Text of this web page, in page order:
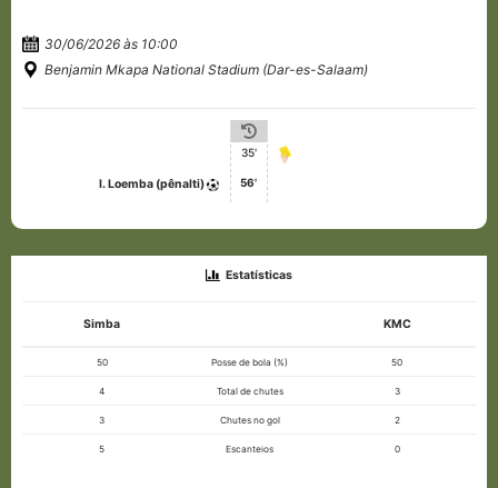
30/06/2026 às 10:00
Benjamin Mkapa National Stadium (Dar-es-Salaam)
35'
I. Loemba (pênalti) 56'
Estatísticas
Simba KMC
50 Posse de bola (%) 50
4 Total de chutes 3
3 Chutes no gol 2
5 Escanteios 0